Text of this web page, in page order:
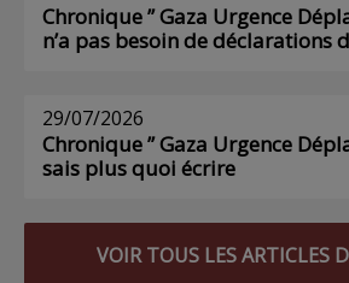
Chronique ” Gaza Urgence
n’a pas besoin de déclarations
29/07/2026
Chronique ” Gaza Urgence
sais plus quoi écrire
VOIR TOUS LES ARTICLES